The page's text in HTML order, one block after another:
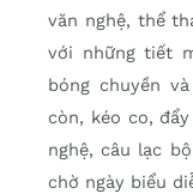
văn nghệ, thể
với những tiết
bóng chuyền
còn, kéo co,
nghệ, câu lạc
chờ ngày biểu